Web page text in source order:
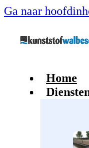
Ga naar
Home